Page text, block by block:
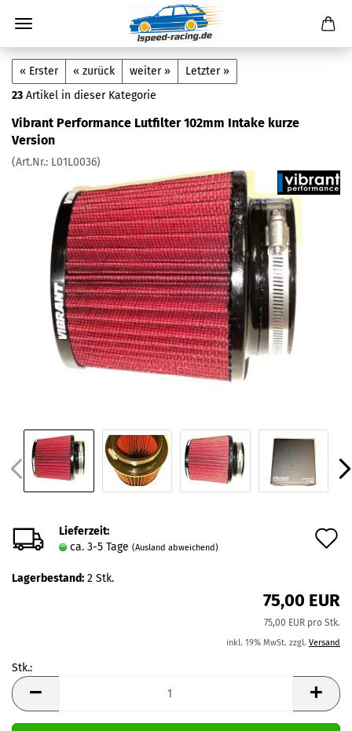
« Erster « zurück weiter »
Letzter »
23 Artikel in dieser Kategorie
Vibrant Performance Lutfilter 102mm Intake kurze
Version
(Art.Nr.: L01L0036)
Lieferzeit:
ca. 3-5 Tage (Ausland abweichend)
Lagerbestand: 2 Stk.
75,00 EUR
75,00 EUR pro Stk.
inkl. 19% MwSt. zzgl. Versand
Stk.:
Stk.